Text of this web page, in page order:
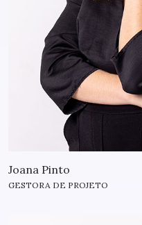
Joana Pinto
GESTORA DE PROJETO